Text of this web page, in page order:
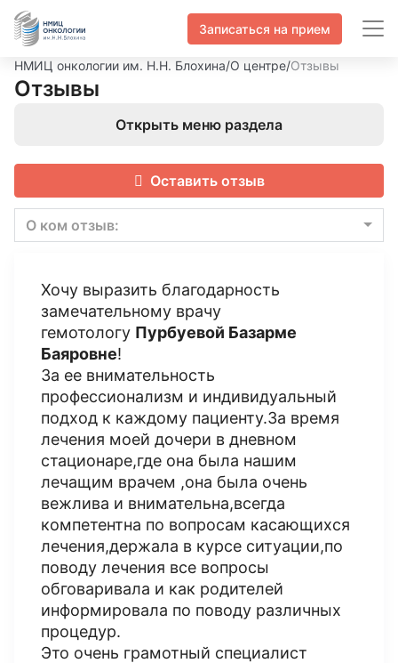
Записаться на прием
НМИЦ онкологии им. Н.Н. Блохина/О центре/Отзывы
Отзывы
Открыть меню раздела
Оставить отзыв
О ком отзыв:
Хочу выразить благодарность
замечательному врачу
гемотологу Пурбуевой Базарме
Баяровне!
За ее внимательность
профессионализм и индивидуальный
подход к каждому пациенту.За время
лечения моей дочери в дневном
стационаре,где она была нашим
лечащим врачем ,она была очень
вежлива и внимательна,всегда
компетентна по вопросам касающихся
лечения,держала в курсе ситуации,по
поводу лечения все вопросы
обговаривала и как родителей
информировала по поводу различных
процедур.
Это очень грамотный специалист